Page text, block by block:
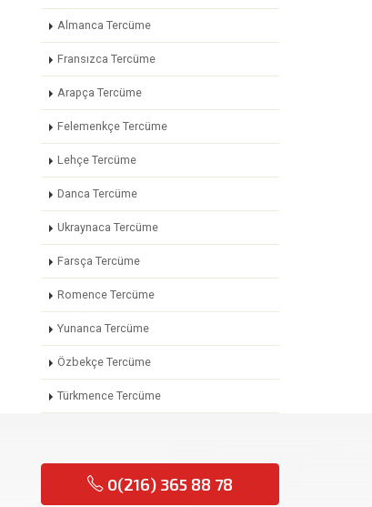
Almanca Tercüme
Fransızca Tercüme
Arapça Tercüme
Felemenkçe Tercüme
Lehçe Tercüme
Danca Tercüme
Ukraynaca Tercüme
Farsça Tercüme
Romence Tercüme
Yunanca Tercüme
Özbekçe Tercüme
Türkmence Tercüme
0(216) 365 88 78